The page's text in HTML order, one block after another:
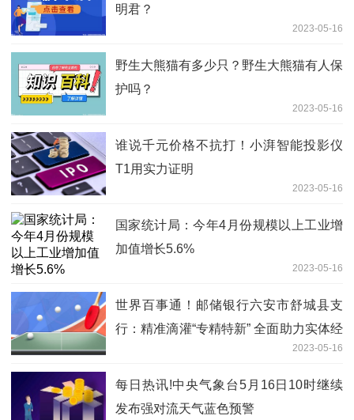
明君？
2023-05-16
野生大熊猫有多少只？野生大熊猫有人保
护吗？
2023-05-16
谁说千元价格不抗打！小湃智能投影仪
T1用实力证明
2023-05-16
国家统计局：今年4月份规模以上工业增
加值增长5.6%
2023-05-16
世界百事通！邮储银行六安市舒城县支
行：精准滴灌“专精特新” 全面助力实体经
2023-05-16
每日热讯!中央气象台5月16日10时继续
发布强对流天气蓝色预警